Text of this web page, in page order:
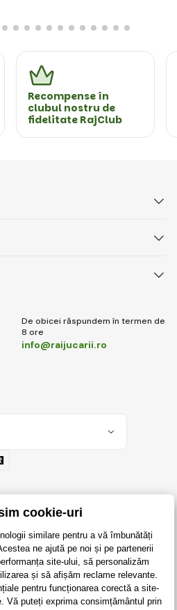
Recompense în
clubul nostru de
fidelitate RajClub
De obicei răspundem în termen de
8 ore
info@raijucarii.ro
drepturile rezervate
reCAPTCHA și se aplică
personalecompaniile Google și ale lor
de laRIESENIA